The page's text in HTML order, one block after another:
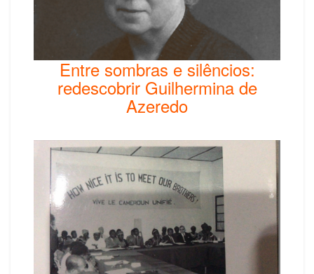
Entre sombras e silêncios:
redescobrir Guilhermina de
Azeredo